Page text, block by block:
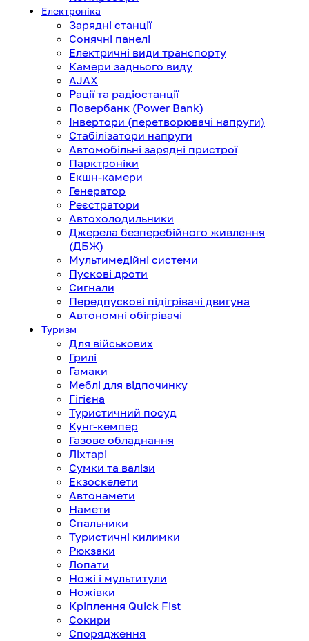
Електроніка
Зарядні станції
Сонячні панелі
Електричні види транспорту
Камери заднього виду
AJAX
Рації та радіостанції
Повербанк (Power Bank)
Інвертори (перетворювачі напруги)
Стабілізатори напруги
Автомобільні зарядні пристрої
Парктроніки
Екшн-камери
Генератор
Реєстратори
Автохолодильники
Джерела безперебійного живлення
(ДБЖ)
Мультимедійні системи
Пускові дроти
Сигнали
Передпускові підігрівачі двигуна
Автономні обігрівачі
Туризм
Для військових
Грилі
Гамаки
Меблі для відпочинку
Гігієна
Туристичний посуд
Кунг-кемпер
Газове обладнання
Ліхтарі
Сумки та валізи
Екзоскелети
Автонамети
Намети
Спальники
Туристичні килимки
Рюкзаки
Лопати
Ножі і мультитули
Ножівки
Кріплення Quick Fist
Сокири
Спорядження